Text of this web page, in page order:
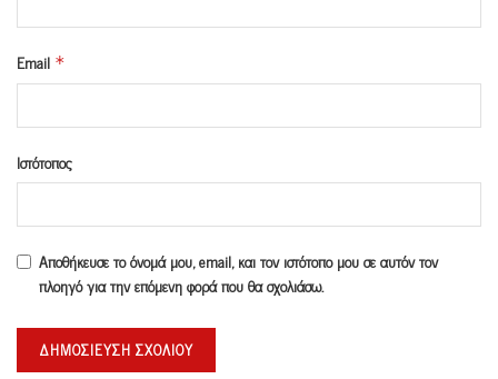
Email *
Ιστότοπος
Αποθήκευσε το όνομά μου, email, και τον ιστότοπο μου σε αυτόν τον
πλοηγό για την επόμενη φορά που θα σχολιάσω.